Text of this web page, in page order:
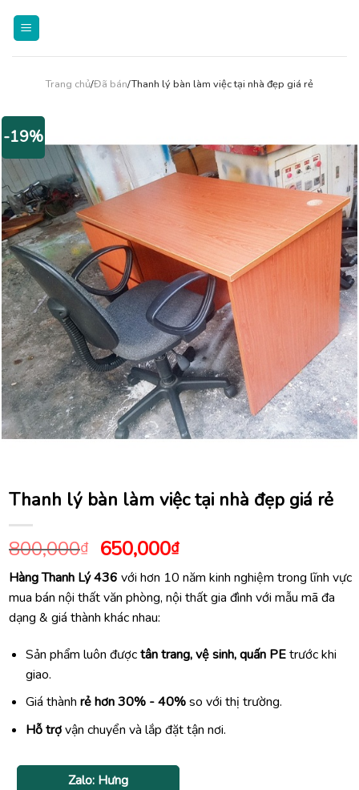
Trang chủ/Đã bán/Thanh lý bàn làm việc tại nhà đẹp giá rẻ
-19%
Thanh lý bàn làm việc tại nhà đẹp giá rẻ
800,000₫ Giá
gốc
là:
800,000₫.
650,000₫Giá
hiện
tại
là:
Hàng Thanh Lý 436 với hơn 10 năm kinh nghiệm trong lĩnh vực
mua bán nội thất văn phòng, nội thất gia đình với mẫu mã đa
dạng & giá thành khác nhau:
Sản phẩm luôn đượctân trang, vệ sinh, quấn PEtrước khi
giao.
Giá thành rẻ hơn 30% - 40%so với thị trường.
Hỗ trợvận chuyển và lắp đặt tận nơi.
Zalo: Hưng